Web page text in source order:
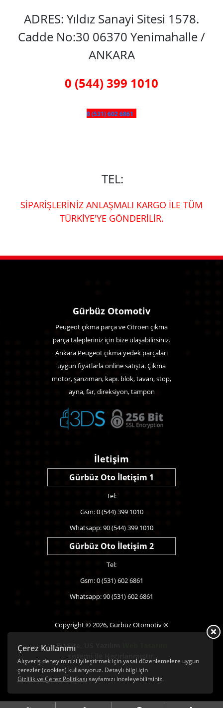
ADRES: Yıldız Sanayi Sitesi 1578.
Cadde No:30 06370 Yenimahalle /
ANKARA
0 (544) 399 1010
0 (531) 602 6861
TEL:
SİPARİŞLERİNİZ ANLAŞMALI KARGO İLE TÜM
TÜRKİYE'YE GÖNDERİLİR.
Çerez Kullanımı
Alışveriş deneyiminizi iyileştirmek için yasal düzenlemelere uygun
çerezler (cookies) kullanıyoruz. Detaylı bilgi için
Gizlilik ve Çerez Politikası sayfamızı inceleyebilirsiniz.
Gürbüz Otomotiv
Peugeot çıkma parça ve Citroen çıkma
parça talepleriniz için bize ulaşabilirsiniz.
Ankara Peugeot çıkma yedek parçaları
uygun fiyatlarla online satışta. Çıkma
motor, şanzıman, kapı. blok, tavan, stop,
ayna, far, direksiyon, tampon
İletişim
Gürbüz Oto İletişim 1
Tel:
Gsm: 0 (544) 399 1010
Whatsapp: 90 (544) 399 1010
Gürbüz Oto İletişim 2
Tel:
Gsm: 0 (531) 602 6861
Whatsapp: 90 (531) 602 6861
Copyright © 2026, Gürbüz Otomotiv ®
Bu Site,